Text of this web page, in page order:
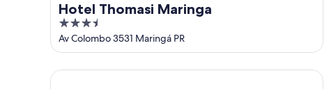
Hotel Thomasi Maringa
3.5
out
of
5
Av Colombo 3531 Maringá PR
Hotel Hiperion